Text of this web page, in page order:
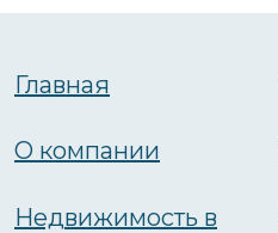
Главная
О компании
Недвижимость в